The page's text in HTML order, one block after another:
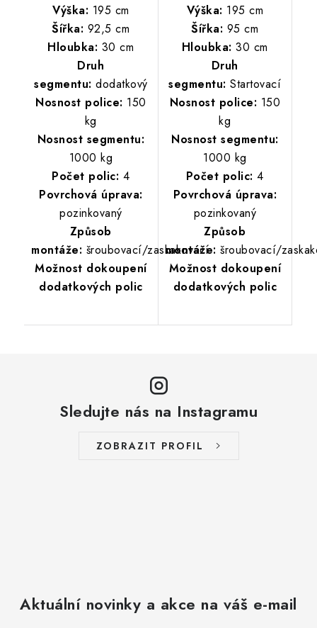
Výška: 195 cm
Šířka: 92,5 cm
Hloubka: 30 cm
Druh
segmentu: dodatkový
Nosnost police: 150
kg
Nosnost segmentu:
1000 kg
Počet polic: 4
Povrchová úprava:
pozinkovaný
Způsob
montáže: šroubovací/zaskakovací
Možnost dokoupení
dodatkových polic
Výška: 195 cm
Šířka: 95 cm
Hloubka: 30 cm
Druh
segmentu: Startovací
Nosnost police: 150
kg
Nosnost segmentu:
1000 kg
Počet polic:4
Povrchová úprava:
pozinkovaný
Způsob
montáže: šroubovací/
Možnost dokoupení
dodatkových polic
Sledujte nás na Instagramu
ZOBRAZIT PROFIL
Aktuální novinky a akce na váš e-mail